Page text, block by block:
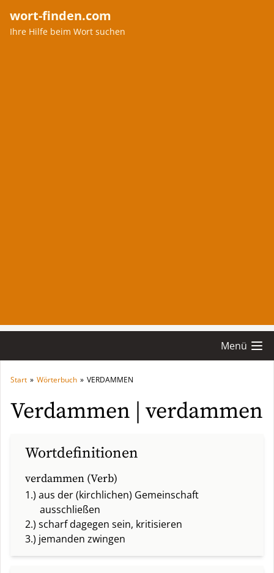
wort-finden.com
Ihre Hilfe beim Wort suchen
Menü
Start » Wörterbuch » VERDAMMEN
Verdammen | verdammen
Wortdefinitionen
verdammen (Verb)
1.) aus der (kirchlichen) Gemeinschaft
ausschließen
2.) scharf dagegen sein, kritisieren
3.) jemanden zwingen